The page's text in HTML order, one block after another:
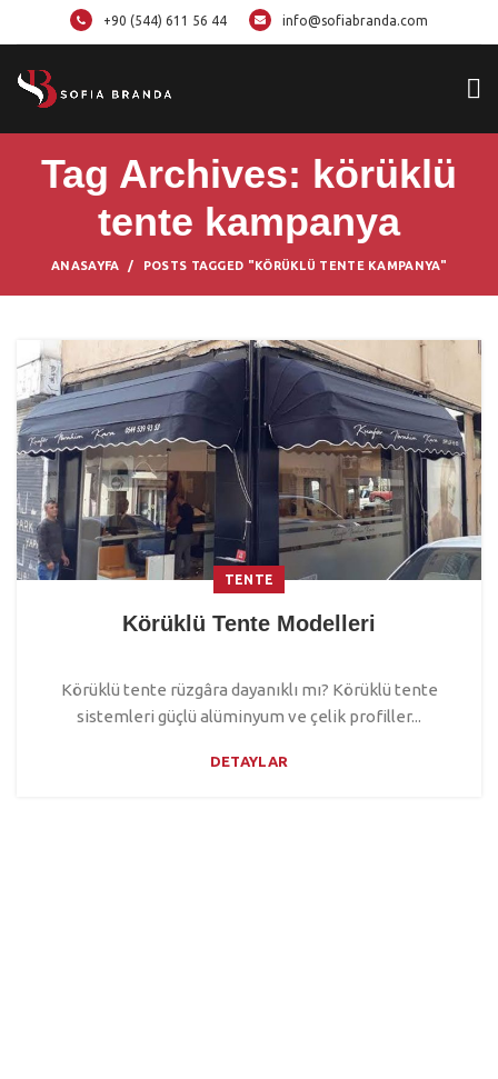
+90 (544) 611 56 44 info@sofiabranda.com
Tag Archives: körüklü
tente kampanya
ANASAYFA POSTS TAGGED "KÖRÜKLÜ TENTE KAMPANYA"
TENTE
Körüklü Tente Modelleri
Körüklü tente rüzgâra dayanıklı mı? Körüklü tente
sistemleri güçlü alüminyum ve çelik profiller...
DETAYLAR